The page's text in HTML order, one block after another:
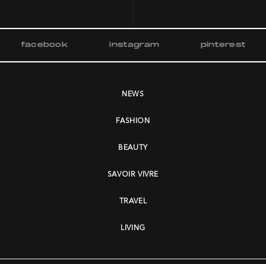
facebook instagram pinterest
NEWS
FASHION
BEAUTY
SAVOIR VIVRE
TRAVEL
LIVING